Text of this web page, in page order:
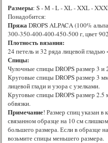
Размеры: S - M - L - XL - XXL -
Понадобится:
ПряжаDROPS ALPACA (100%
300-350-400-400-450-500 г, цвет
Плотность вязания:
24 петель и 32 ряда лицевой
Спицы:
Чулочные спицы DROPS размер 3 и
Круговые спицы DROPS размер 3
лицевой глади и узора с узелками.
Круговые спицы DROPS размер 2.5
обвязки.
Примечание! Размер спиц указан в
связанном образце на 10 см
большего размера. Если в образце
возьмите спицы меньшего размера.